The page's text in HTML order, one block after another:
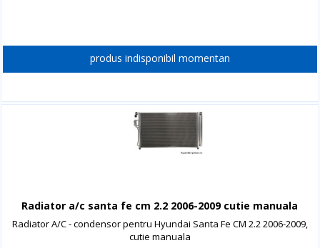
produs indisponibil momentan
Radiator a/c santa fe cm 2.2 2006-2009 cutie manuala
Radiator A/C - condensor pentru Hyundai Santa Fe CM 2.2 2006-2009,
cutie manuala